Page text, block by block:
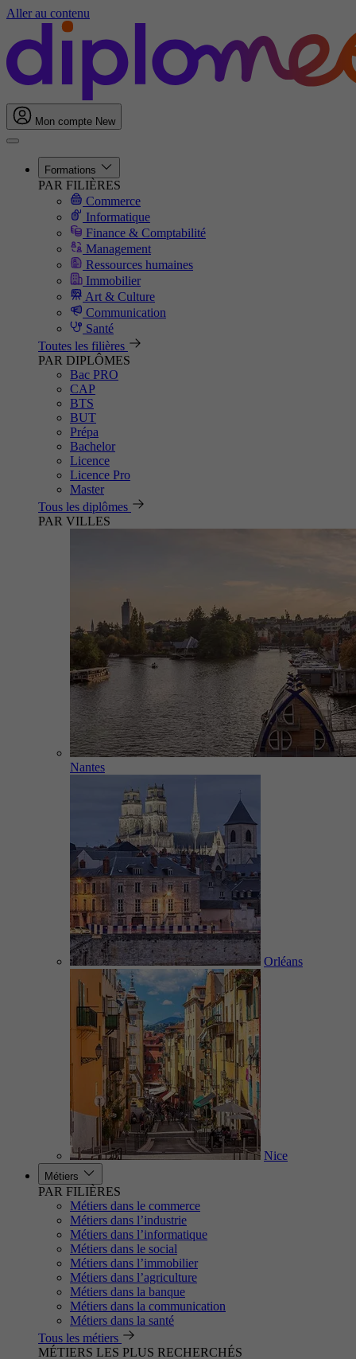
Aller au contenu
Mon compte New
Formations
PAR FILIÈRES
Commerce
Informatique
Finance & Comptabilité
Management
Ressources humaines
Immobilier
Art & Culture
Communication
Santé
Toutes les filières
PAR DIPLÔMES
Bac PRO
CAP
BTS
BUT
Prépa
Bachelor
Licence
Licence Pro
Master
Tous les diplômes
PAR VILLES
Nantes
Orléans
Nice
Métiers
PAR FILIÈRES
Métiers dans le commerce
Métiers dans l’industrie
Métiers dans l’informatique
Métiers dans le social
Métiers dans l’immobilier
Métiers dans l’agriculture
Métiers dans la banque
Métiers dans la communication
Métiers dans la santé
Tous les métiers
MÉTIERS LES PLUS RECHERCHÉS